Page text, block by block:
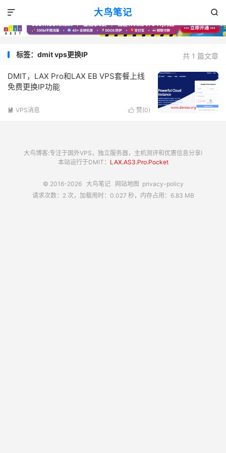
大鸟笔记 

共 1 篇文章
标签：dmit vps更换IP
DMIT，LAX Pro和LAX EB VPS套餐上线
免费更换IP功能
 赞(0)
 VPS消息
大鸟博客:专注于国外VPS，独立服务器，主机测评和优惠信息分享!
本站运行于DMIT： LAX.AS3.Pro.Pocket
© 2016-2026 大鸟笔记 网站地图 privacy-policy
请求次数：2 次，加载用时：0.027 秒，内存占用：6.83 MB